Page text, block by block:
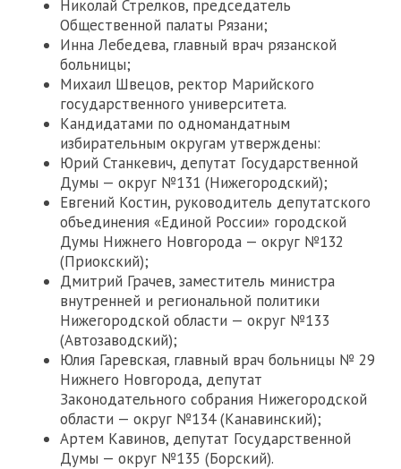
Николай Стрелков, председатель
Общественной палаты Рязани;
Инна Лебедева, главный врач рязанской
больницы;
Михаил Швецов, ректор Марийского
государственного университета.
Кандидатами по одномандатным
избирательным округам утверждены:
Юрий Станкевич, депутат Государственной
Думы — округ №131 (Нижегородский);
Евгений Костин, руководитель депутатского
объединения «Единой России» городской
Думы Нижнего Новгорода — округ №132
(Приокский);
Дмитрий Грачев, заместитель министра
внутренней и региональной политики
Нижегородской области — округ №133
(Автозаводский);
Юлия Гаревская, главный врач больницы № 29
Нижнего Новгорода, депутат
Законодательного собрания Нижегородской
области — округ №134 (Канавинский);
Артем Кавинов, депутат Государственной
Думы — округ №135 (Борский).